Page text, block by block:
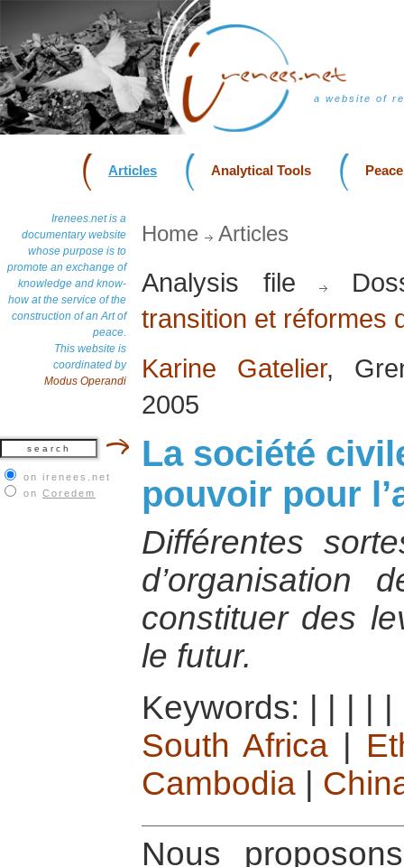
a website of
Articles Analytical Tools
Irenees.net is a
documentary website
whose purpose is to
promote an exchange of
knowledge and know-
how at the service of the
construction of an Art of
peace.
This website is
coordinated by
Modus Operandi
on irenees.net
on Coredem
Home Articles
Analysis file
transition et réformes
Karine Gatelier,
2005
La société
pouvoir pour
Différentes
d’organisation
constituer des
le futur.
Keywords:
South Africa
Cambodia
Nous